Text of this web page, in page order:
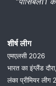
शीर्ष लीग
एमएलसी 2026
भारत का इंग्लैंड
लंका प्रीमियर लीग